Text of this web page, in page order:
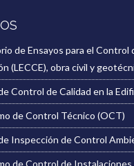
de Ensayos para el Control
(LECCE), obra civil y
Control de Calidad en la
de Control Técnico (OCT)
Inspección de Control